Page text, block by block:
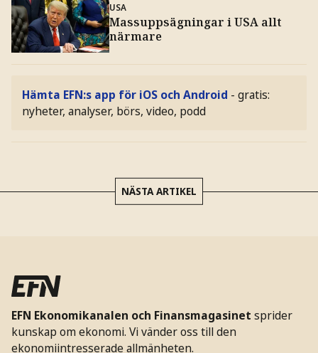
USA
Massuppsägningar i USA allt
närmare
Hämta EFN:s app för iOS och Android - gratis:
nyheter, analyser, börs, video, podd
NÄSTA ARTIKEL
EFN Ekonomikanalen och Finansmagasinet sprider
kunskap om ekonomi. Vi vänder oss till den
ekonomiintresserade allmänheten.